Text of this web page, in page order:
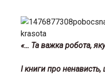
«… Та важка робота,
І книги про